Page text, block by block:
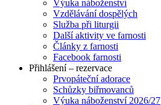
Výuka náboženství
Vzdělávání dospělých
Služba při liturgii
Další aktivity ve farnosti
Články z farnosti
Facebook farnosti
Přihlášení – rezervace
Prvopáteční adorace
Schůzky biřmovanců
Výuka náboženství 2026/27